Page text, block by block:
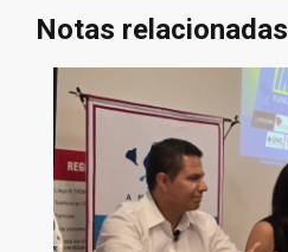
Notas relacionadas